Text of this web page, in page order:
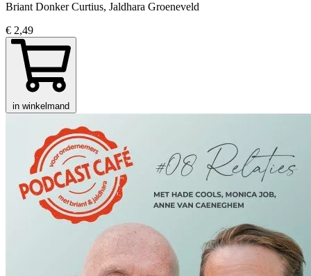
Briant Donker Curtius, Jaldhara Groeneveld
€ 2,49
in winkelmand